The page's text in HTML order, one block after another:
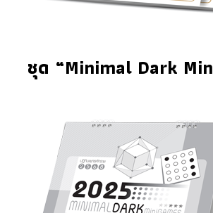
ชุด “Minimal Dark